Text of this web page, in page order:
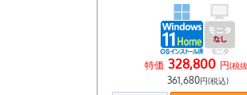
特価 328,800 円(税
361,680円(税込)